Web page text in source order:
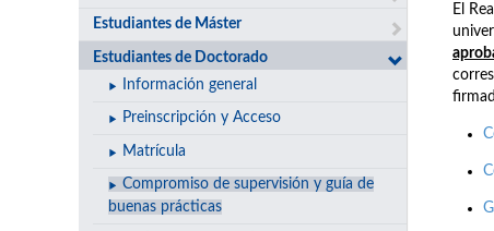
Estudiantes de Máster
Estudiantes de Doctorado
Información general
Preinscripción y Acceso
Matrícula
Compromiso de supervisión y guía de
buenas prácticas
El